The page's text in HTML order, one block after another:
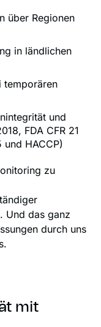
über Regionen
in ländlichen
temporären
und
FDA CFR 21
und HACCP)
zu
Und das ganz
durch uns
mit